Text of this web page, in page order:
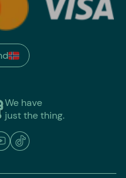
We have
just the thing.